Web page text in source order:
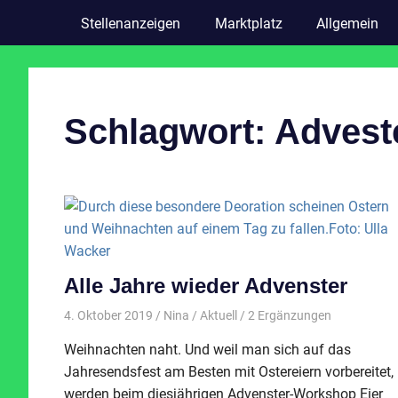
Stellenanzeigen Marktplatz Allgemein
Schlagwort:
Alle Jahre wieder Advenster
4. Oktober 2019 Nina Aktuell / 2 Ergänzungen
Weihnachten naht. Und weil man sich auf das
Jahresendsfest am Besten mit Ostereiern vorbereitet,
werden beim diesjährigen Advenster-Workshop Eier